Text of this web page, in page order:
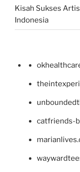
Kisah Sukses
Indonesia
catfriends-